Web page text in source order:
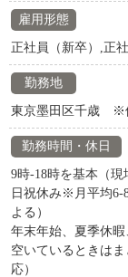
雇用形態
正社員（新卒）,正
勤務地
東京墨田区千歳 ※
勤務時間・休日
9時-18時を基本（現
日祝休み※月平均6-
よる）
年末年始、夏季休
空いているときは
応）